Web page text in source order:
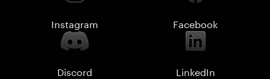
Instagram Facebook
Discord LinkedIn